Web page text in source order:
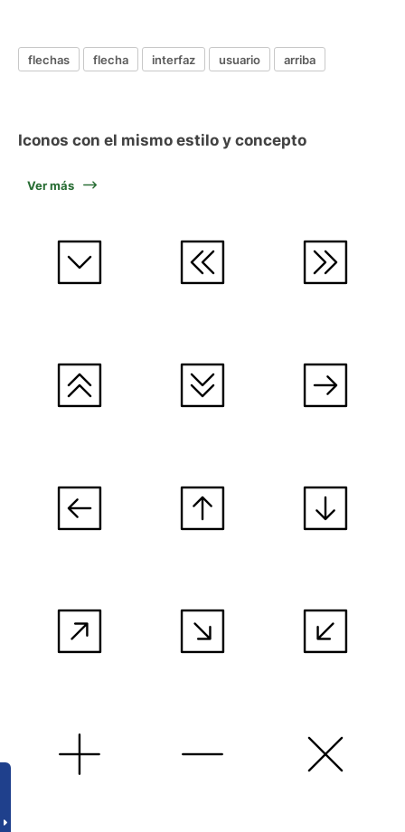
flechas flecha interfaz usuario arriba
Iconos con el mismo estilo y concepto
Ver más